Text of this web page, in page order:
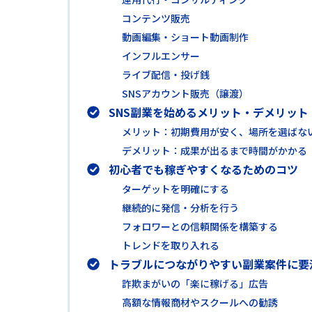
コンテンツ販売
動画編集・ショート動画制作
インフルエンサー
ライブ配信・投げ銭
SNSアカウント販売（譲渡）
SNS副業を始めるメリット・デメリット
メリット：初期費用が安く、場所を選ばな
デメリット：成果が出るまで時間がかかる
初心者でも稼ぎやすくなるためのコツ
ターゲットを明確にする
継続的に発信・分析を行う
フォロワーとの信頼関係を構築する
トレンドを取り入れる
トラブルにつながりやすい副業案件に要
詐欺まがいの「楽に稼げる」広告
高額な情報商材やスクールへの勧誘